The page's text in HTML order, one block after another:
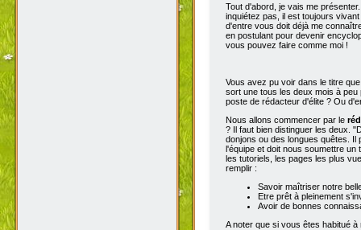
Tout d'abord, je vais me
inquiétez pas, il est toujours
d'entre vous doit déjà me
en postulant pour devenir
vous pouvez faire comme moi !
Vous avez pu voir dans le titre
sort une tous les deux mois à
poste de rédacteur d'élite ? Ou
Nous allons commencer par le
? Il faut bien distinguer les deux.
donjons ou des longues quêtes. Il
l'équipe et doit nous soumettre un
les tutoriels, les pages les plus
remplir :
Savoir maîtriser notre
Etre prêt à pleinement
Avoir de bonnes
A noter que si vous êtes habitué